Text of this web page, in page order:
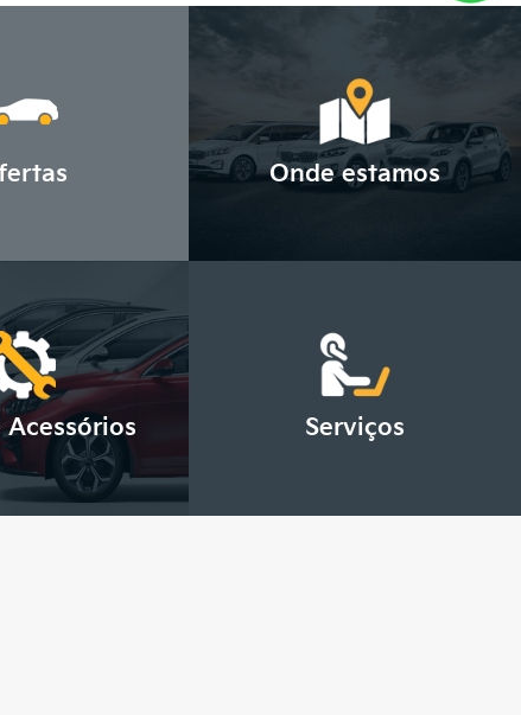
Onde estamos
Acessórios Serviços